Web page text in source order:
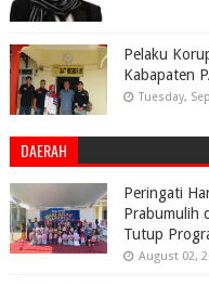
Pelaku
Kabapaten
Tuesday,
DAERAH
Peringati
Prabumulih
Tutup
August 02,